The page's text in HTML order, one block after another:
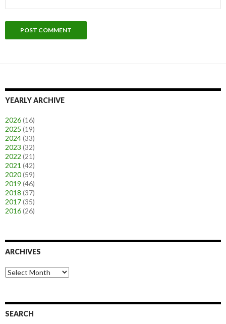
YEARLY ARCHIVE
2026(16)
2025 (19)
2024(33)
2023 (32)
2022 (21)
2021 (42)
2020(59)
2019 (46)
2018 (37)
2017(35)
2016(26)
ARCHIVES
A
r
v
SEARCH